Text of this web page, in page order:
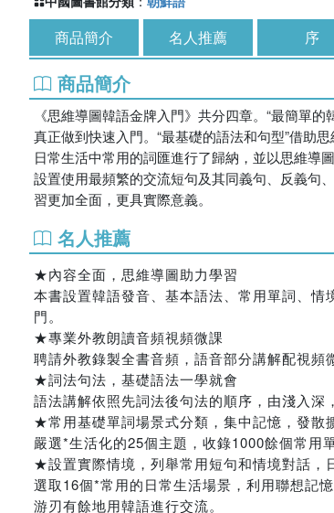
商品簡介 名人推薦 序
商品簡介
《思維導圖韓語金牌入門》共分四章。“最簡單
真正做到快速入門。“最基礎的語法和句型”借助
日常生活中常用的詞匯進行了歸納，並以思維導
設置使用最頻繁的交流短句及其同義句、反義句
習更加全面，更具實際意義。
名人推薦
★內容全面，思維導圖助力學習
本書設置韓語發音、基本語法、常用單詞、
門。
★專業外教朗讀音頻視頻微課
聘請外教錄製全書音頻，語音部分講解配視頻
★詞法句法，基礎語法一學就會
語法講解依照先詞法後句法的順序，由淺入深
★常用基礎單詞場景式分類，集中記憶，發散
嚴選*生活化的25個主題，收錄1000餘個常用
★設置實際情境，列舉常用短句和情境對話，
選取16個*常用的日常生活場景，利用聯想記
游刃有餘地用韓語進行交流。